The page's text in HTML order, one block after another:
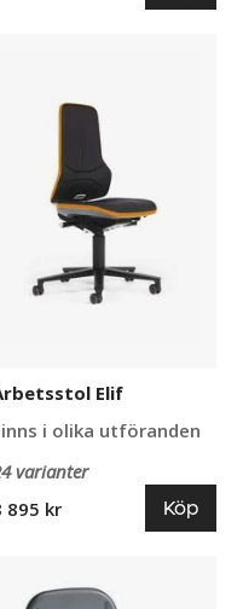
Elif
i olika utföranden
varianter
895 kr
Köp